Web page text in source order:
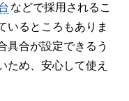
などで採用されるこ
いるところもありま
具合が設定できるう
ため、安心して使え